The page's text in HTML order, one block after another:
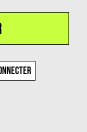
, le